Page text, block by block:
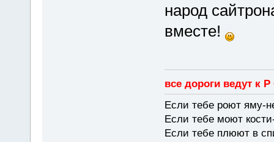
народ
вместе!
все дороги ведут к
Если тебе роют яму-
Если тебе моют
Если тебе плюют в